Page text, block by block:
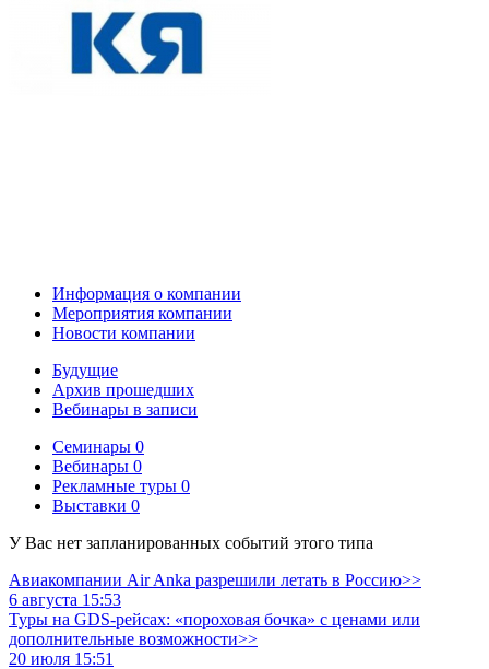
Информация о компании
Мероприятия компании
Новости компании
Будущие
Архив прошедших
Вебинары в записи
Семинары 0
Вебинары 0
Рекламные туры 0
Выставки 0
У Вас нет запланированных событий этого типа
Авиакомпании Air Anka разрешили летать в Россию>>
6 августа 15:53
Туры на GDS-рейсах: «пороховая бочка» с ценами или
дополнительные возможности>>
20 июля 15:51